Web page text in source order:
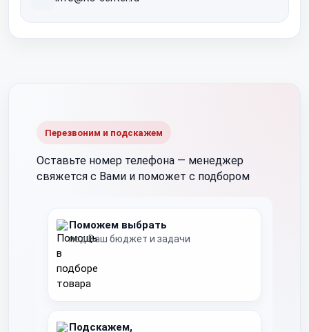
Перезвоним и подскажем
Оставьте номер телефона — менеджер
свяжется с Вами и поможет с подбором
Поможем выбрать
под Ваш бюджет и задачи
Подскажем,